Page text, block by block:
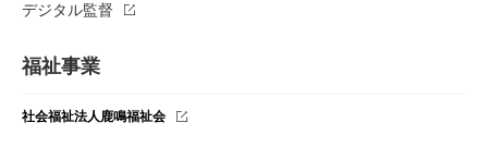
デジタル監督
福祉事業
社会福祉法人鹿鳴福祉会